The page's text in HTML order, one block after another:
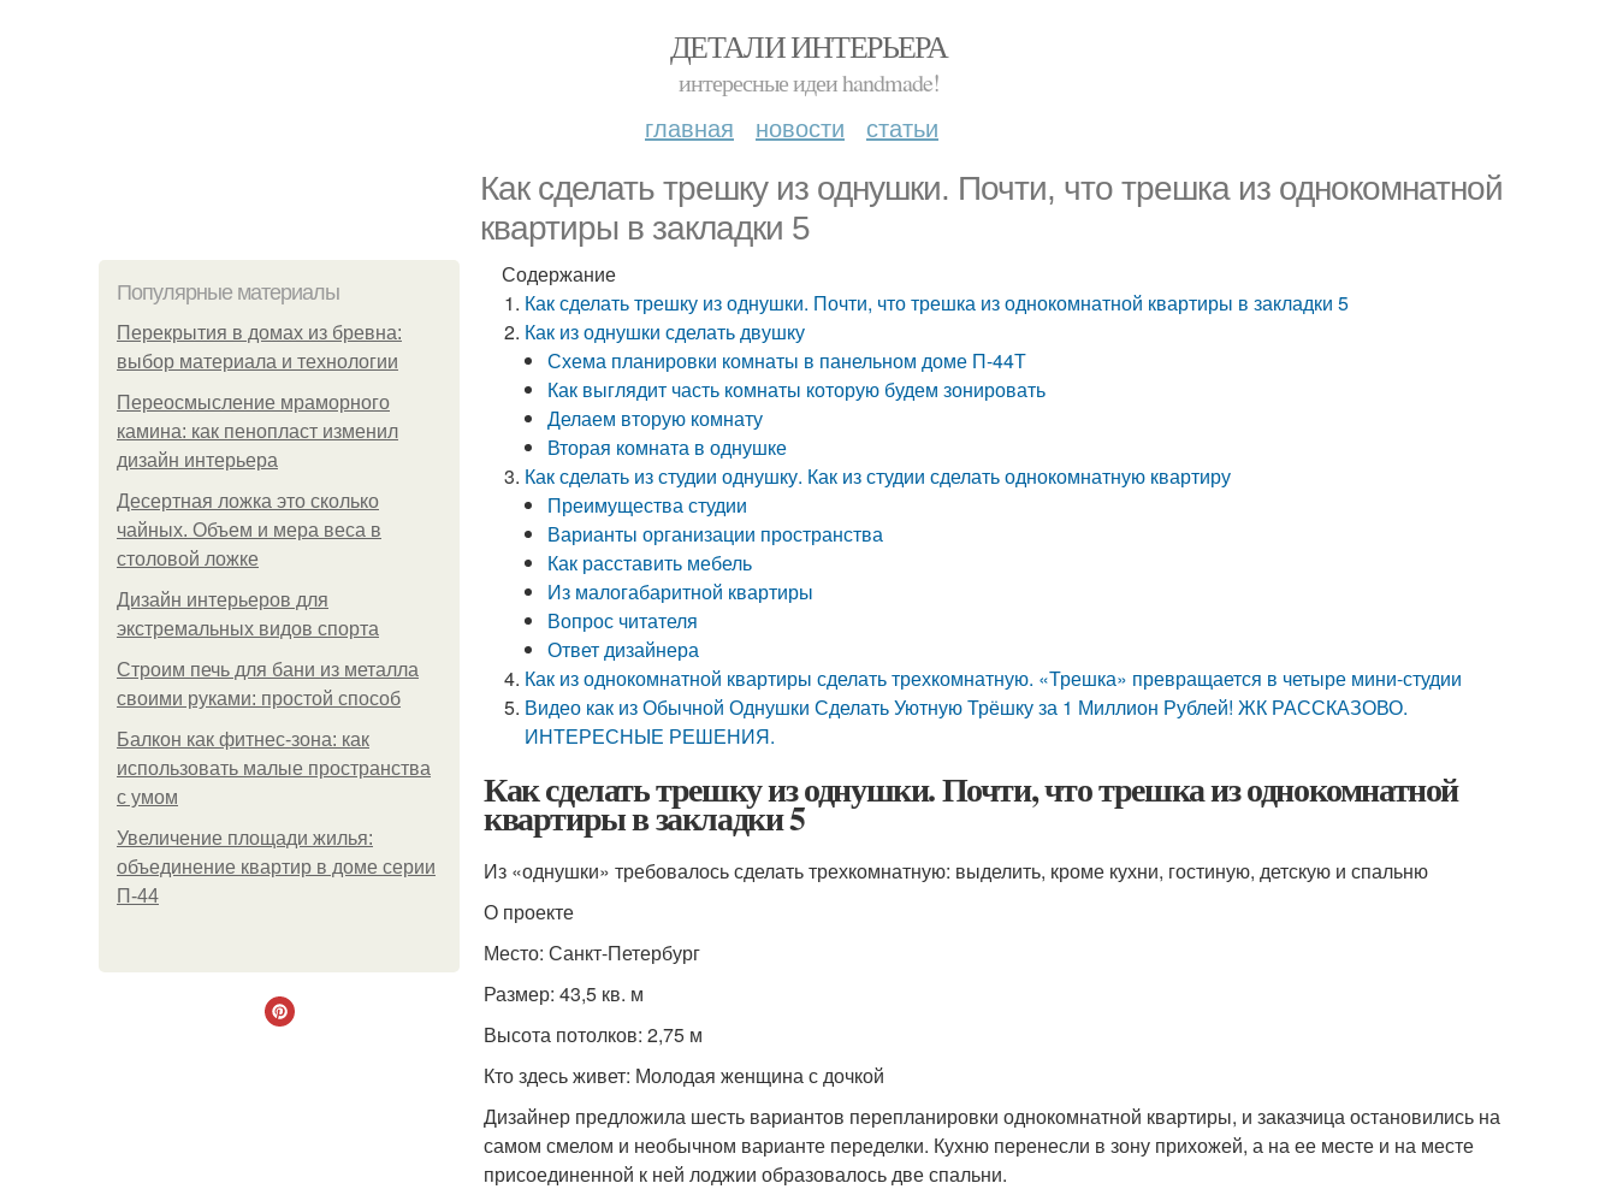
ДЕТАЛИ ИНТЕРЬЕРА
интересные идеи handmade!
главная новости статьи
Как сделать трешку из однушки. Почти, что трешка из однокомнатной
квартиры в закладки 5
Популярные материалы
Перекрытия в домах из бревна:
выбор материала и технологии
Переосмысление мраморного
камина: как пенопласт изменил
дизайн интерьера
Десертная ложка это сколько
чайных. Объем и мера веса в
столовой ложке
Дизайн интерьеров для
экстремальных видов спорта
Строим печь для бани из металла
своими руками: простой способ
Балкон как фитнес-зона: как
использовать малые пространства
с умом
Увеличение площади жилья:
объединение квартир в доме серии
П-44
Содержание
Как сделать трешку из однушки. Почти, что трешка из однокомнатной квартиры в закладки 5
Как из однушки сделать двушку
Схема планировки комнаты в панельном доме П-44Т
Как выглядит часть комнаты которую будем зонировать
Делаем вторую комнату
Вторая комната в однушке
Как сделать из студии однушку. Как из студии сделать однокомнатную квартиру
Преимущества студии
Варианты организации пространства
Как расставить мебель
Из малогабаритной квартиры
Вопрос читателя
Ответ дизайнера
Как из однокомнатной квартиры сделать трехкомнатную. «Трешка» превращается в четыре мини-студии
Видео как из Обычной Однушки Сделать Уютную Трёшку за 1 Миллион Рублей! ЖК РАССКАЗОВО.
ИНТЕРЕСНЫЕ РЕШЕНИЯ.
Как сделать трешку из однушки. Почти, что трешка из однокомнатной
квартиры в закладки 5
Из «однушки» требовалось сделать трехкомнатную: выделить, кроме кухни, гостиную, детскую и спальню
О проекте
Место: Санкт-Петербург
Размер: 43,5 кв. м
Высота потолков: 2,75 м
Кто здесь живет: Молодая женщина с дочкой
Дизайнер предложила шесть вариантов перепланировки однокомнатной квартиры, и заказчица остановились на
самом смелом и необычном варианте переделки. Кухню перенесли в зону прихожей, а на ее месте и на месте
присоединенной к ней лоджии образовалось две спальни.